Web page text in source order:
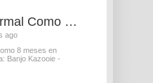
Villa 2011 - Un Día Normal Como Cualquiera
ago
8 meses en
Banjo Kazooie -